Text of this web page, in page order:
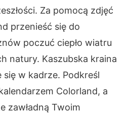
Za pomocą zdjęć
przenieść się do
poczuć ciepło wiatru
natury. Kaszubska kraina
w kadrze. Podkreśl
Colorland, a
zawładną Twoim